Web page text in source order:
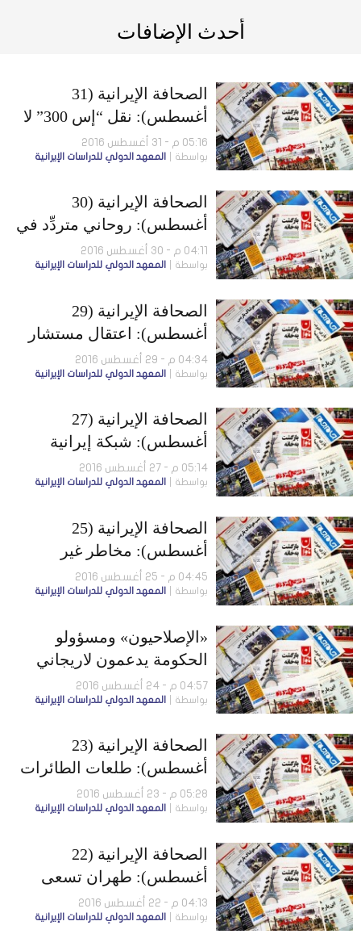
أحدث الإضافات
الصحافة الإيرانية (31
أغسطس): نقل “إس 300” لا
ينتهك قرارات الأمم المتحدة..
ومقتل قائد بالحرس الثوري
05:16 م - 31 أغسطس 2016
بواسطة المعهد الدولي للدراسات الإيرانية
الصحافة الإيرانية (30
أغسطس): روحاني متردِّد في
خوض انتخابات الرئاسة..
وجاسوس المفاوضات لا يتبع
04:11 م - 30 أغسطس 2016
بواسطة المعهد الدولي للدراسات الإيرانية
الصحافة الإيرانية (29
أغسطس): اعتقال مستشار
هاشمي رفسنجاني.. وتسليم
إسرائيلي لأمريكا بسبب بيع
04:34 م - 29 أغسطس 2016
بواسطة المعهد الدولي للدراسات الإيرانية
الصحافة الإيرانية (27
أغسطس): شبكة إيرانية
للاتجار بالبشر في إسبانيا..
وانخفاض الصادرات الصينية
05:14 م - 27 أغسطس 2016
بواسطة المعهد الدولي للدراسات الإيرانية
الصحافة الإيرانية (25
أغسطس): مخاطر غير
مسبوقة أمام الاقتراض من
روسيا.. وبحرية الحرس
04:45 م - 25 أغسطس 2016
بواسطة المعهد الدولي للدراسات الإيرانية
«الإصلاحيون» ومسؤولو
الحكومة يدعمون لاريجاني
للبرلمان… وضبط عضو
مفاوضات نووية تَجسَّس على
04:57 م - 24 أغسطس 2016
بواسطة المعهد الدولي للدراسات الإيرانية
الصحافة الإيرانية (23
أغسطس): طلعات الطائرات
الروسية من همدان لم
تتوقف.. وأمريكا تحذّر
05:28 م - 23 أغسطس 2016
بواسطة المعهد الدولي للدراسات الإيرانية
الصحافة الإيرانية (22
أغسطس): طهران تسعى
لشراء “سوخوي” من موسكو..
واليابان تكشف عن اعتقال
04:13 م - 22 أغسطس 2016
بواسطة المعهد الدولي للدراسات الإيرانية